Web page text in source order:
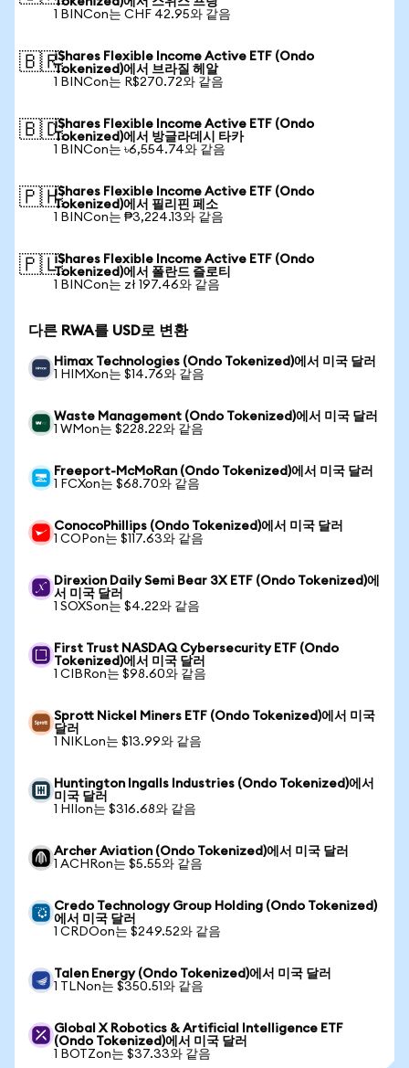
1 BINCon는 CHF 42.95와 같음
🇧🇷iShares Flexible Income Active ETF (Ondo
Tokenized)에서 브라질 헤알
1 BINCon는 R$270.72와 같음
🇧🇩iShares Flexible Income Active ETF (Ondo
Tokenized)에서 방글라데시 타카
1 BINCon는 ৳6,554.74와 같음
🇵🇭iShares Flexible Income Active ETF (Ondo
Tokenized)에서 필리핀 페소
1 BINCon는 ₱3,224.13와 같음
🇵🇱iShares Flexible Income Active ETF (Ondo
Tokenized)에서 폴란드 즐로티
1 BINCon는 zł 197.46와 같음
다른 RWA를 USD로 변환
Himax Technologies (Ondo Tokenized)에서 미국 달러
1 HIMXon는 $14.76와 같음
Waste Management (Ondo Tokenized)에서 미국 달러
1 WMon는 $228.22와 같음
Freeport-McMoRan (Ondo Tokenized)에서 미국 달러
1 FCXon는 $68.70와 같음
ConocoPhillips (Ondo Tokenized)에서 미국 달러
1 COPon는 $117.63와 같음
Direxion Daily Semi Bear 3X ETF (Ondo Tokenized)에
서 미국 달러
1 SOXSon는 $4.22와 같음
First Trust NASDAQ Cybersecurity ETF (Ondo
Tokenized)에서 미국 달러
1 CIBRon는 $98.60와 같음
Sprott Nickel Miners ETF (Ondo Tokenized)에서 미국
달러
1 NIKLon는 $13.99와 같음
Huntington Ingalls Industries (Ondo Tokenized)에서
미국 달러
1 HIIon는 $316.68와 같음
Archer Aviation (Ondo Tokenized)에서 미국 달러
1 ACHRon는 $5.55와 같음
Credo Technology Group Holding (Ondo Tokenized)
에서 미국 달러
1 CRDOon는 $249.52와 같음
Talen Energy (Ondo Tokenized)에서 미국 달러
1 TLNon는 $350.51와 같음
Global X Robotics & Artificial Intelligence ETF
(Ondo Tokenized)에서 미국 달러
1 BOTZon는 $37.33와 같음